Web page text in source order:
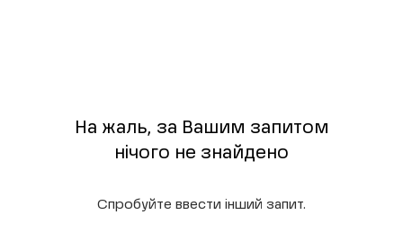
На жаль, за Вашим запитом
нічого не знайдено
Спробуйте ввести інший запит.